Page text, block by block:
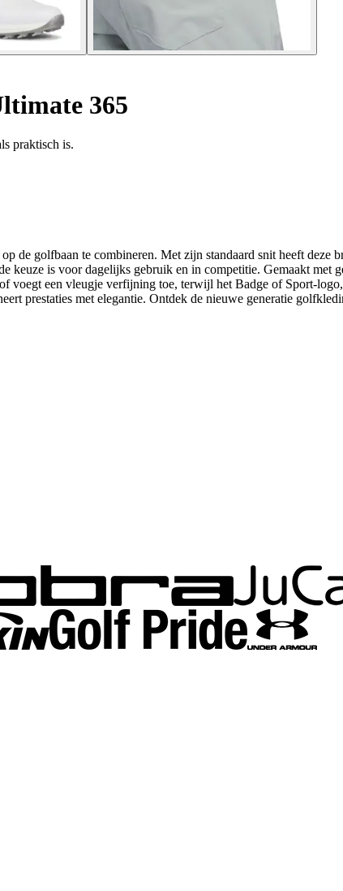
365
praktisch is.
de golfbaan te combineren. Met zijn standaard snit heeft deze
keuze is voor dagelijks gebruik en in competitie. Gemaakt met
een vleugje verfijning toe, terwijl het Badge of Sport-
prestaties met elegantie. Ontdek de nieuwe generatie